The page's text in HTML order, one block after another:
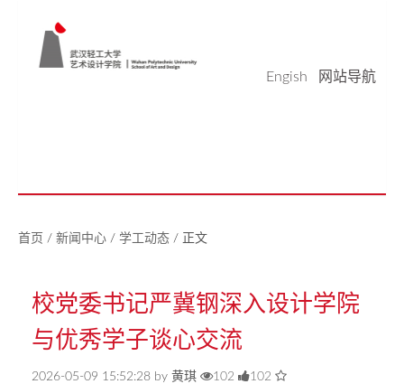
Engish
网站导航
首页 / 新闻中心 / 学工动态 / 正文
校党委书记严冀钢深入设计学院
与优秀学子谈心交流
2026-05-09 15:52:28 by 黄琪 102 102